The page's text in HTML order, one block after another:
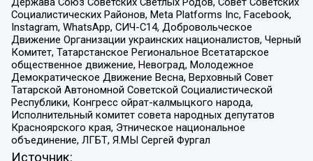
Социалистических Районов, Meta Platforms Inc, Facebook,
Instagram, WhatsApp, СИЧ-С14, Добровольческое
Движение Организации украинских националистов, Черный
Комитет, Татарстанское Региональное Всетатарское
общественное движение, Невоград, Молодежное
Демократическое Движение Весна, Верховный Совет
Татарской Автономной Советской Социалистической
Республики, Конгресс ойрат-калмыцкого народа,
Исполнительный комитет совета народных депутатов
Красноярского края, Этническое национальное
объединение, ЛГБТ, Я.МЫ Сергей Фургал
Источник: